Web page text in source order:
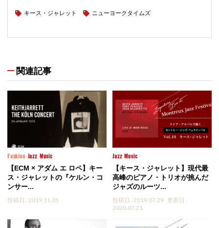
キース・ジャレット ニューヨークタイムズ
関連記事
Fashion Jazz Music
【ECM × アダム エ ロペ】キー
ス・ジャレットの『ケルン・コ
ンサー...
投稿日 : 2019.11.05
Jazz Music
【キース・ジャレット】現代最
高峰のピアノ・トリオが挑んだ
ジャズのルーツ...
投稿日 : 2019.07.29 更新日 :
2020.07.21